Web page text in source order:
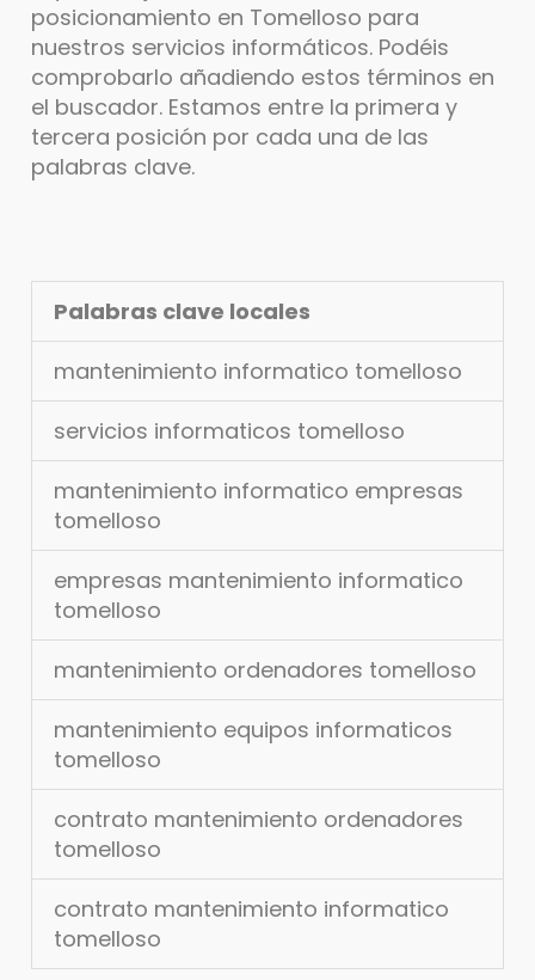
posicionamiento en Tomelloso para
nuestros servicios informáticos. Podéis
comprobarlo añadiendo estos términos en
el buscador. Estamos entre la primera y
tercera posición por cada una de las
palabras clave.
Palabras clave locales
mantenimiento informatico tomelloso
servicios informaticos tomelloso
mantenimiento informatico empresas
tomelloso
empresas mantenimiento informatico
tomelloso
mantenimiento ordenadores tomelloso
mantenimiento equipos informaticos
tomelloso
contrato mantenimiento ordenadores
tomelloso
contrato mantenimiento informatico
tomelloso